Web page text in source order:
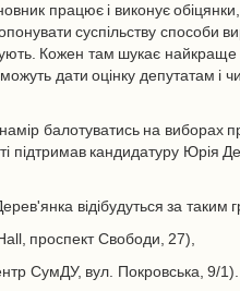
працює і виконує
суспільству способи
Кожен там шукає
дати оцінку депутатам і
балотуватись на виборах
кандидатуру Юрія
відібудуться за таким
проспект Свободи, 27),
СумДУ, вул. Покровська, 9/1).